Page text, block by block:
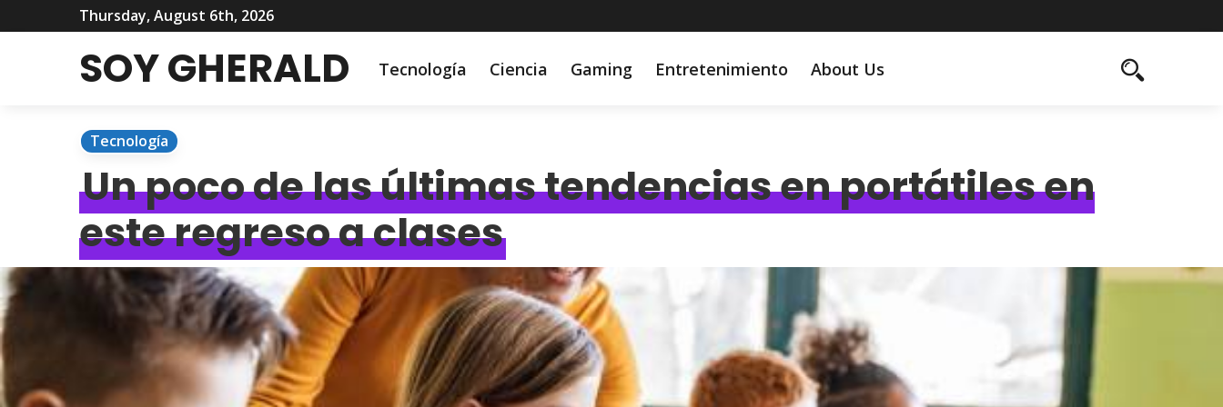
Thursday, August 6th, 2026
SOY GHERALD Tecnología Ciencia Gaming Entretenimiento About Us
Tecnología
Un poco de las últimas tendencias en portátiles en
este regreso a clases